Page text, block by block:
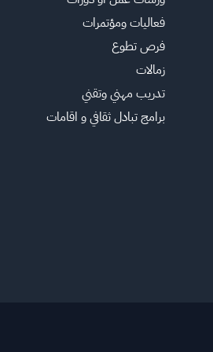
فعاليات ومؤتمرات
فرص تطوع
زمالات
تدريب مهني وتقني
برامج تبادل ثقافي و اقامات